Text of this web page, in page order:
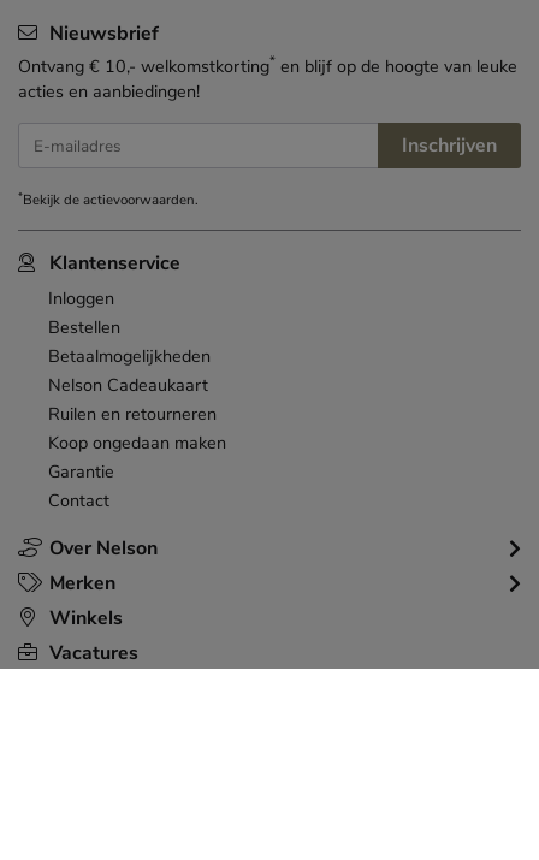
Over Nelson
Klantenservice
Inloggen
Bestellen
Betaalmogelijkheden
Nelson Cadeaukaart
Ruilen en retourneren
Koop ongedaan maken
Garantie
Contact
Merken
Winkels
Vacatures
Nieuwsbrief
Ontvang € 10,- welkomstkorting* en blijf op de hoogte van leuke
acties en aanbiedingen!
E-mailadres Inschrijven
*Bekijk deactievoorwaarden.